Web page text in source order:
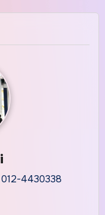
012-4430338